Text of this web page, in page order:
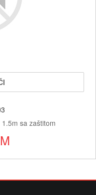
sa zaštitom